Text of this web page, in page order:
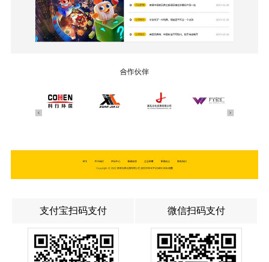
支付宝扫码支付 微信扫码支付